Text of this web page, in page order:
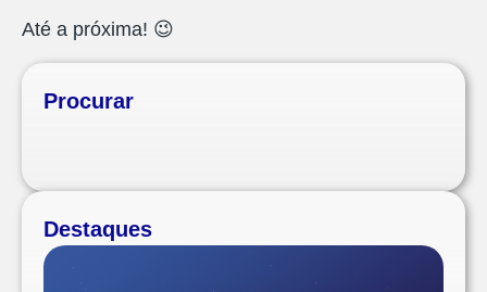
Até a próxima! 😉
Procurar
Destaques